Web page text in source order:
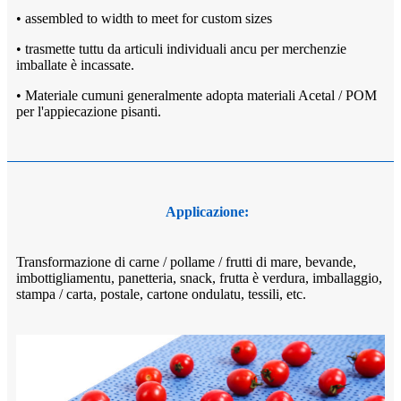
• assembled to width to meet for custom sizes
• trasmette tuttu da articuli individuali ancu per merchenzie
imballate è incassate.
• Materiale cumuni generalmente adopta materiali Acetal / POM
per l'appiecazione pisanti.
Applicazione:
Transformazione di carne / pollame / frutti di mare, bevande,
imbottigliamentu, panetteria, snack, frutta è verdura, imballaggio,
stampa / carta, postale, cartone ondulatu, tessili, etc.